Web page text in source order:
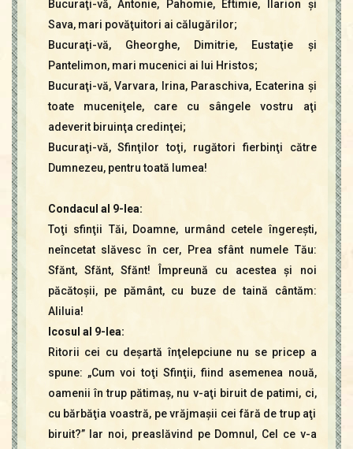
Bucuraţi-vă, Antonie, Pahomie, Eftimie, Ilarion şi
Sava, mari povăţuitori ai călugărilor;
Bucuraţi-vă, Gheorghe, Dimitrie, Eustaţie şi
Pantelimon, mari mucenici ai lui Hristos;
Bucuraţi-vă, Varvara, Irina, Paraschiva, Ecaterina şi
toate muceniţele, care cu sângele vostru aţi
adeverit biruinţa credinţei;
Bucuraţi-vă, Sfinţilor toţi, rugători fierbinţi către
Dumnezeu, pentru toată lumea!
Condacul al 9-lea:
Toţi sfinţii Tăi, Doamne, urmând cetele îngereşti,
neîncetat slăvesc în cer, Prea sfânt numele Tău:
Sfănt, Sfănt, Sfănt! Împreună cu acestea şi noi
păcătoşii, pe pământ, cu buze de taină cântăm:
Aliluia!
Icosul al 9-lea:
Ritorii cei cu deşartă înţelepciune nu se pricep a
spune: „Cum voi toţi Sfinţii, fiind asemenea nouă,
oamenii în trup pătimaş, nu v-aţi biruit de patimi, ci,
cu bărbăţia voastră, pe vrăjmaşii cei fără de trup aţi
biruit?” Iar noi, preaslăvind pe Domnul, Cel ce v-a